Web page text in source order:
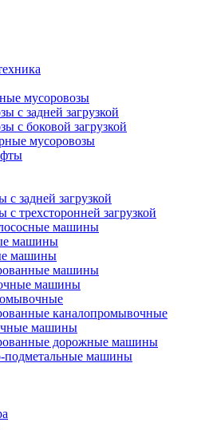
мусоровозы
с задней загрузкой
с боковой загрузкой
мусоровозы
с задней загрузкой
с трехсторонней загрузкой
машины
машины
машины
машины
машины
каналопромывочные
машины
дорожные машины
подметальные машины